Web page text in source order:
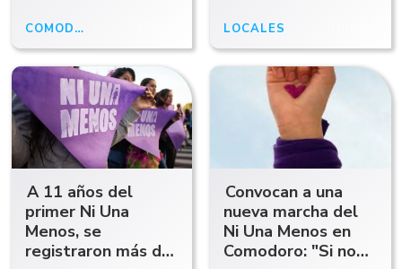
nueva jornada de
movilización
COMODORO RIVADAVIA
resto de Chubut
LOCALES
A 11 años del
primer Ni Una
Menos, se
registraron más de
Convocan a una
nueva marcha del
Ni Una Menos en
Comodoro: "Si no